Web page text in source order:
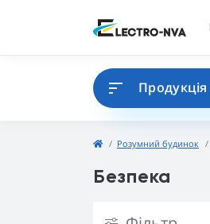
Продукція
Розумний будинок
Безпека